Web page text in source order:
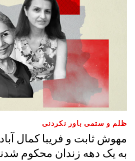
ظلم و ستمی باور نکردنی
مهوش ثابت و فریبا کمال
به یک دهه زندان محکوم